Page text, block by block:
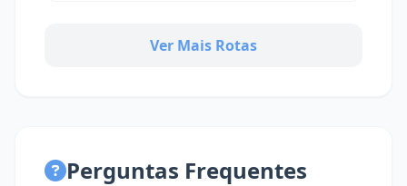
Ver Mais Rotas
Perguntas Frequentes